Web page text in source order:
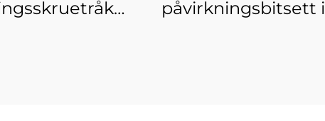
påvirkningsbitsett i